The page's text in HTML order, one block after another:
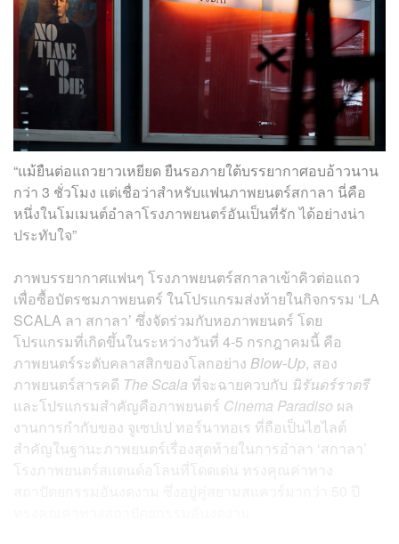
“แม้ยืนต่อแถวยาวเหยียด ยืนรอภายใต้บรรยากาศอบอ้าวนาน
กว่า 3 ชั่วโมง แต่เชื่อว่าสำหรับแฟนภาพยนตร์สกาลา นี่คือ
หนึ่งในโมเมนต์อำลาโรงภาพยนตร์อันเป็นที่รัก ได้อย่างน่า
ประทับใจ”
ภาพบรรยากาศแฟนๆ โรงภาพยนตร์สกาลาเข้าคิวต่อแถว
เพื่อซื้อบัตรชมภาพยนตร์ ในโปรแกรมส่งท้ายในกิจกรรม ‘LA
SCALA ลา สกาลา’ ซึ่งจัดร่วมกับหอภาพยนตร์ โดย
โปรแกรมที่เกิดขึ้นในระหว่างวันที่ 4-5 กรกฎาคมนี้ คือ
ภาพยนตร์ระดับคลาสสิกของโลกอย่าง Blow-Up, สอง
ภาพยนตร์สารคดี The Scala ที่จะฉายควบกับ นิรันดร์ราตรี
และโปรแกรมสำคัญคือภาพยนตร์ Cinema Paradiso ผล
งานการกำกับของ จูเซปเป ทอร์นาทอเร ที่ถือเป็นไฮไลต์
สำคัญในฐานะภาพยนตร์เรื่องสุดท้ายในการอำลา ‘สกาลา’
โรงภาพยนตร์สแตนด์อโลนที่โดดเด่น ทรงคุณค่าทาง